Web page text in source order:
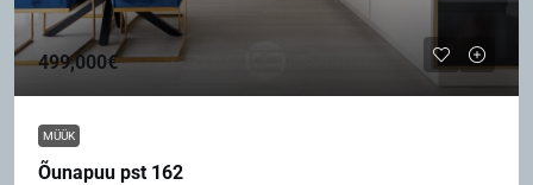
499,000€
MÜÜK
Õunapuu pst 162